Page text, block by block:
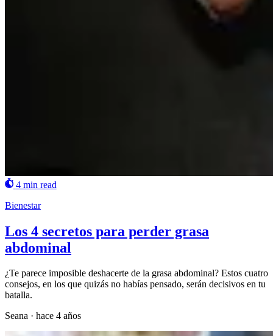
4 min read
Bienestar
Los 4 secretos para perder grasa
abdominal
¿Te parece imposible deshacerte de la grasa abdominal? Estos cuatro
consejos, en los que quizás no habías pensado, serán decisivos en tu
batalla.
Seana · hace 4 años